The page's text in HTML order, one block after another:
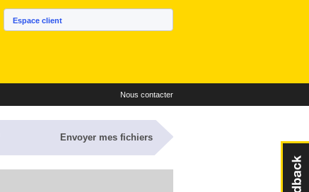
Espace client
Nous contacter
Envoyer mes fichiers